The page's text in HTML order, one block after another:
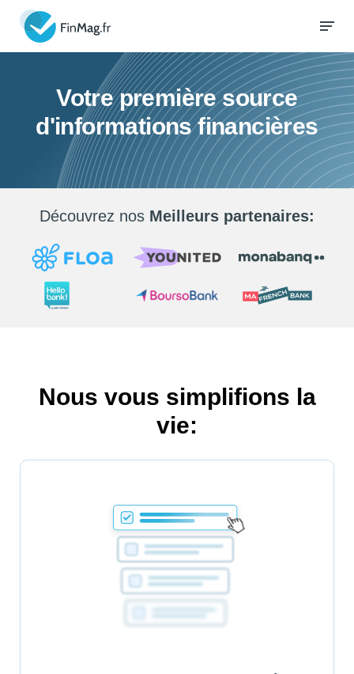
Votre première source
d'informations financières
Découvrez nos Meilleurs partenaires:
Nous vous simplifions la
vie: